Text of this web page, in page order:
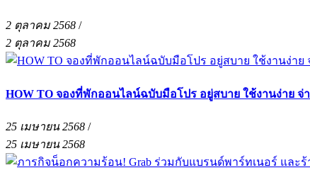
2 ตุลาคม 2568 /
2 ตุลาคม 2568
HOW TO จองที่พักออนไลน์ฉบับมือโปร อยู่สบาย ใช้งานง่าย จ่
25 เมษายน 2568 /
25 เมษายน 2568